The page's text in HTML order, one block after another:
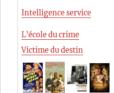
Intelligence service
L’école du crime
Victime du destin